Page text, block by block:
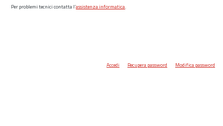
Per problemi tecnici contatta l’assistenza informatica.
Accedi Recupera password Modifica password